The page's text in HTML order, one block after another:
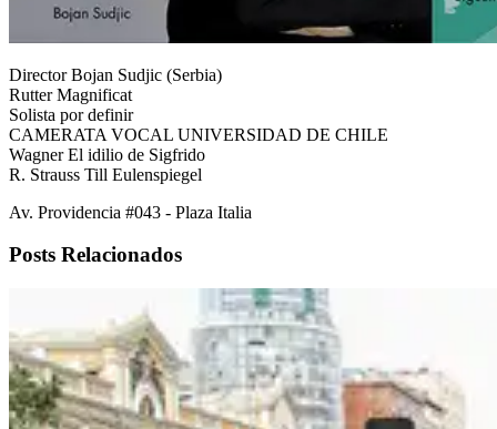
Director Bojan Sudjic (Serbia)
Rutter Magnificat
Solista por definir
CAMERATA VOCAL UNIVERSIDAD DE CHILE
Wagner El idilio de Sigfrido
R. Strauss Till Eulenspiegel
Av. Providencia #043 - Plaza Italia
Posts Relacionados